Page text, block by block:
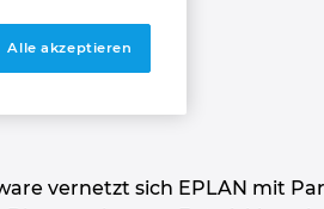
vernetzt sich EPLAN mit
Alle akzeptieren